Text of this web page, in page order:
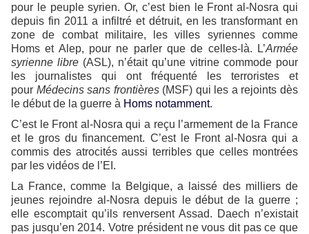
pour le peuple syrien. Or, c’est bien le Front al-Nosra qui
depuis fin 2011 a infiltré et détruit, en les transformant en
zone de combat militaire, les villes syriennes comme
Homs et Alep, pour ne parler que de celles-là. L’Armée
syrienne libre (ASL), n’était qu’une vitrine commode pour
les journalistes qui ont fréquenté les terroristes et
pour Médecins sans frontières(MSF) qui les a rejoints dès
le début de la guerre à Homs notamment.
C’est le Front al-Nosra qui a reçu l’armement de la France
et le gros du financement. C’est le Front al-Nosra qui a
commis des atrocités aussi terribles que celles montrées
par les vidéos de l’EI.
La France, comme la Belgique, a laissé des milliers de
jeunes rejoindre al-Nosra depuis le début de la guerre ;
elle escomptait qu’ils renversent Assad. Daech n’existait
pas jusqu’en 2014. Votre président ne vous dit pas ce que